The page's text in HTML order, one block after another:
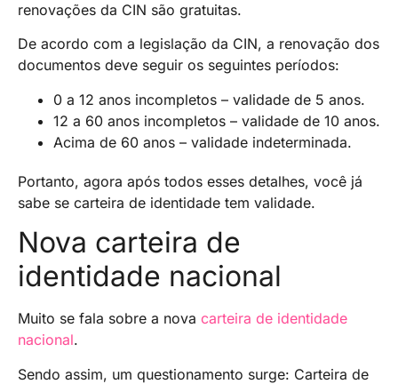
renovações da CIN são gratuitas.
De acordo com a legislação da CIN, a renovação dos
documentos deve seguir os seguintes períodos:
0 a 12 anos incompletos – validade de 5 anos.
12 a 60 anos incompletos – validade de 10 anos.
Acima de 60 anos – validade indeterminada.
Portanto, agora após todos esses detalhes, você já
sabe se carteira de identidade tem validade.
Nova carteira de
identidade nacional
Muito se fala sobre a nova carteira de identidade
nacional.
Sendo assim, um questionamento surge: Carteira de